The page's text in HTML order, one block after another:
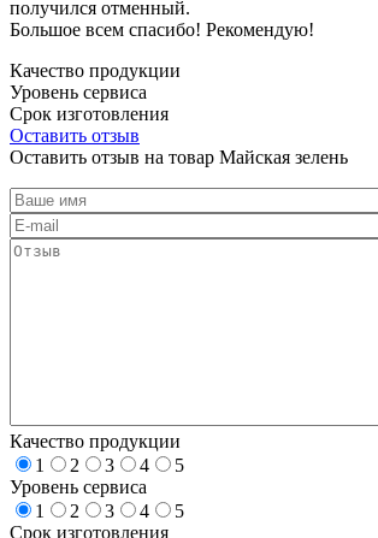
получился отменный.
Большое всем спасибо! Рекомендую!
Качество продукции
Уровень сервиса
Срок изготовления
Оставить отзыв
Оставить отзыв на товар Майская зелень
Качество продукции
1
2 3 4
5
Уровень сервиса
1
2 3 4
5
Срок изготовления